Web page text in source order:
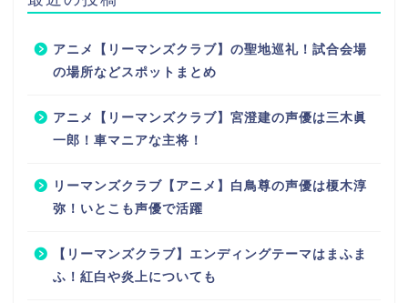
アニメ【リーマンズクラブ】の聖地巡礼！試合会場
の場所などスポットまとめ
アニメ【リーマンズクラブ】宮澄建の声優は三木眞
一郎！車マニアな主将！
リーマンズクラブ【アニメ】白鳥尊の声優は榎木淳
弥！いとこも声優で活躍
【リーマンズクラブ】エンディングテーマはまふま
ふ！紅白や炎上についても